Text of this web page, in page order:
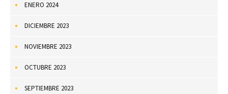
ENERO 2024
DICIEMBRE 2023
NOVIEMBRE 2023
OCTUBRE 2023
SEPTIEMBRE 2023